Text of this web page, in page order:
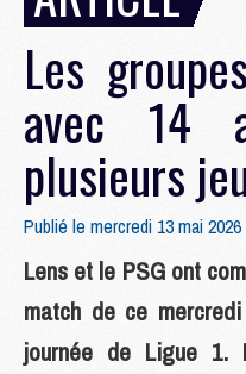
Les
avec 14
plusieurs
Publié le mercredi 13 mai 2026
Lens et le PSG ont
match de ce
journée de Ligue